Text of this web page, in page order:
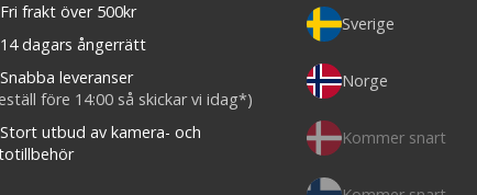
Fri frakt över 500kr
14 dagars ångerrätt
Snabba leveranser
före 14:00 så skickar vi idag*)
Stort utbud av kamera- och
Sverige
Norge
Kommer snart